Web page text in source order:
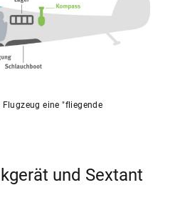
eine "fliegende
und Sextant